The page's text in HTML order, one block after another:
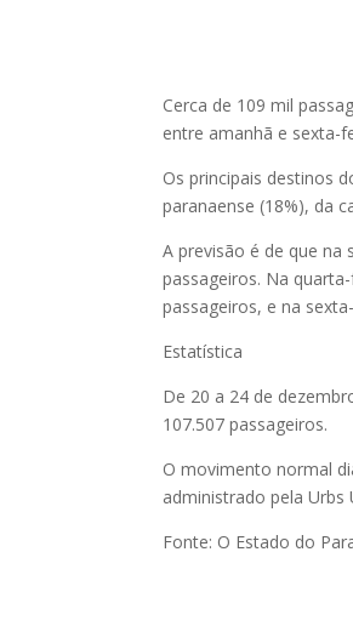
Cerca de 109 mil
entre amanhã e sexta-
Os principais destinos
paranaense (18%), da
A previsão é de que
passageiros. Na
passageiros, e na
Estatística
De 20 a 24 de
107.507 passageiros.
O movimento normal
administrado pela Urbs
Fonte: O Estado do